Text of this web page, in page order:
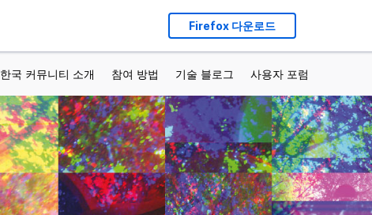
Firefox 다운로드
한국 커뮤니티 소개 참여 방법 기술 블로그 사용자 포럼